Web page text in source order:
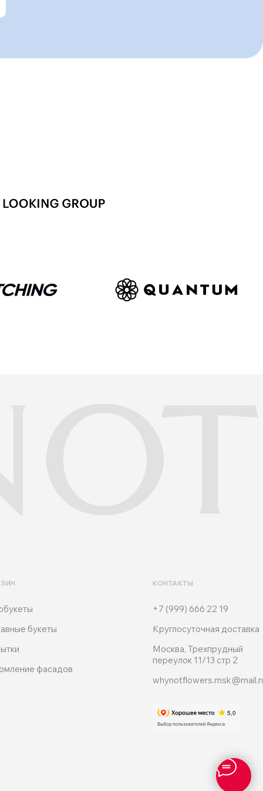
+7 (999) 666 22 19
КОНТАКТЫ
Круглосуточная доставка
Москва, Трехпрудный
переулок 11/13 стр 2
фасадов
букеты